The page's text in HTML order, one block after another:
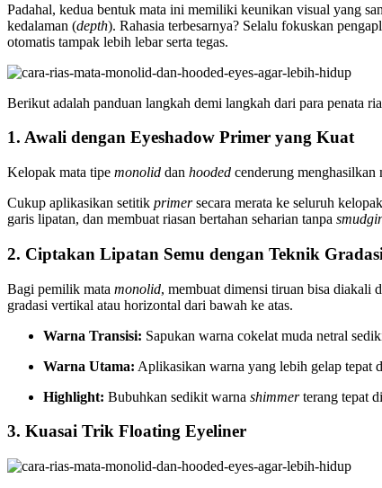
Padahal, kedua bentuk mata ini memiliki keunikan visual yang
kedalaman (depth). Rahasia terbesarnya? Selalu fokuskan
otomatis tampak lebih lebar serta tegas.
Berikut adalah panduan langkah demi langkah dari para penata
1. Awali dengan Eyeshadow Primer yang Kuat
Kelopak mata tipe monolid dan hooded cenderung
Cukup aplikasikan setitik primersecara merata ke seluruh
garis lipatan, dan membuat riasan bertahan seharian tanpa
2. Ciptakan Lipatan Semu dengan Teknik
Bagi pemilik mata monolid, membuat dimensi tiruan bisa diakali
gradasi vertikal atau horizontal dari bawah ke atas.
Warna Transisi: Sapukan warna cokelat muda netral
Warna Utama: Aplikasikan warna yang lebih gelap tepat
Highlight: Bubuhkan sedikit warna shimmerterang tepat
3. Kuasai Trik Floating Eyeliner